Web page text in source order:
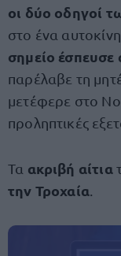
οι δύο οδηγοί
στο ένα
σημείο
παρέλαβε τη
μετέφερε στο
προληπτικές
Τα ακριβή αίτια
την Τροχαία